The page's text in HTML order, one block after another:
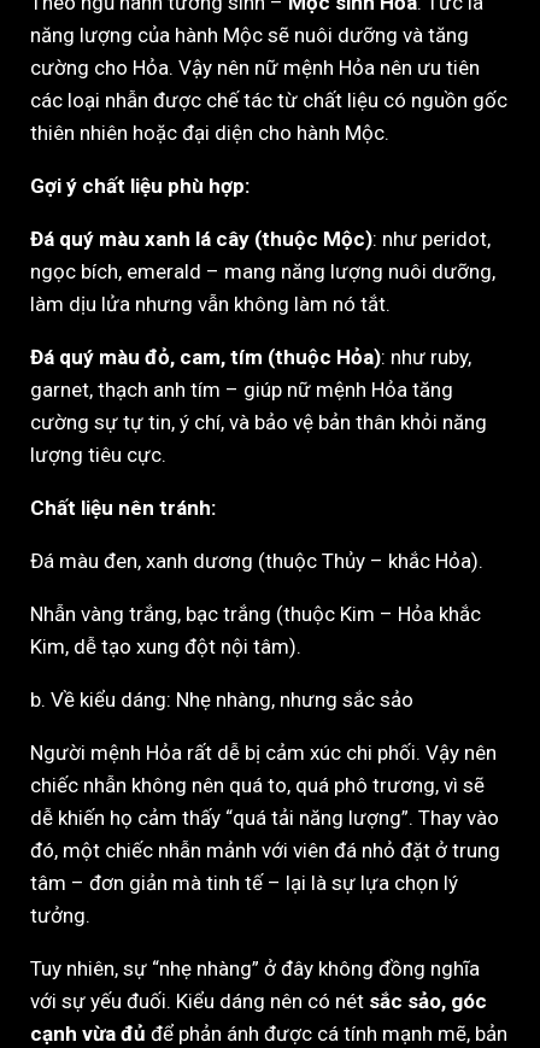
năng lượng của hành Mộc sẽ nuôi dưỡng và tăng
cường cho Hỏa. Vậy nên nữ mệnh Hỏa nên ưu tiên
các loại nhẫn được chế tác từ chất liệu có nguồn gốc
thiên nhiên hoặc đại diện cho hành Mộc.
Gợi ý chất liệu phù hợp:
Đá quý màu xanh lá cây (thuộc Mộc): như peridot,
ngọc bích, emerald – mang năng lượng nuôi dưỡng,
làm dịu lửa nhưng vẫn không làm nó tắt.
Đá quý màu đỏ, cam, tím (thuộc Hỏa): như ruby,
garnet, thạch anh tím – giúp nữ mệnh Hỏa tăng
cường sự tự tin, ý chí, và bảo vệ bản thân khỏi năng
lượng tiêu cực.
Chất liệu nên tránh:
Đá màu đen, xanh dương (thuộc Thủy – khắc Hỏa).
Nhẫn vàng trắng, bạc trắng (thuộc Kim – Hỏa khắc
Kim, dễ tạo xung đột nội tâm).
b. Về kiểu dáng: Nhẹ nhàng, nhưng sắc sảo
Người mệnh Hỏa rất dễ bị cảm xúc chi phối. Vậy nên
chiếc nhẫn không nên quá to, quá phô trương, vì sẽ
dễ khiến họ cảm thấy “quá tải năng lượng”. Thay vào
đó, một chiếc nhẫn mảnh với viên đá nhỏ đặt ở trung
tâm – đơn giản mà tinh tế – lại là sự lựa chọn lý
tưởng.
Tuy nhiên, sự “nhẹ nhàng” ở đây không đồng nghĩa
với sự yếu đuối. Kiểu dáng nên có nét sắc sảo, góc
cạnh vừa đủ để phản ánh được cá tính mạnh mẽ, bản